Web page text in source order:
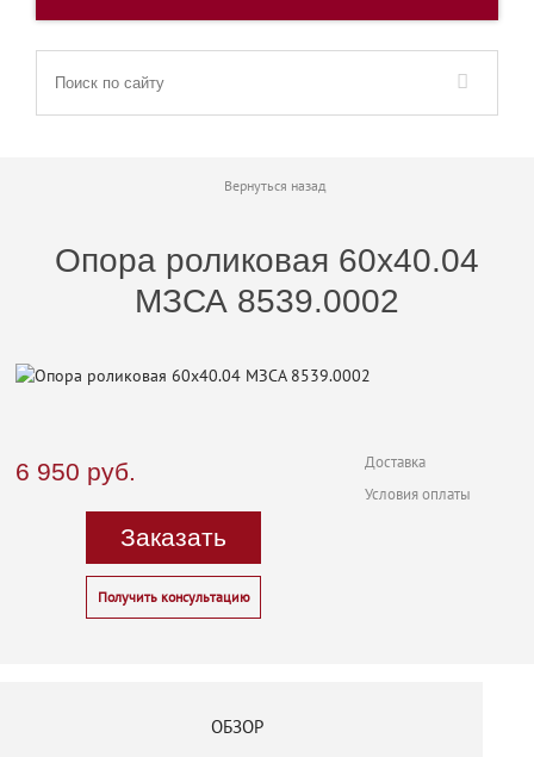
Вернуться назад
Опора роликовая 60х40.04
МЗСА 8539.0002
6 950 руб.
Доставка
Условия оплаты
Заказать
Получить консультацию
ОБЗОР